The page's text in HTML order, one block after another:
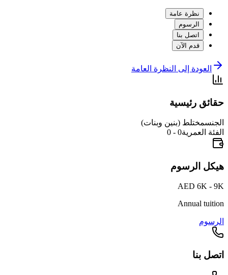
نظرة عامة
الرسوم
اتصل بنا
قدم الآن
العودة إلى النظرة العامة
حقائق رئيسية
الجنسمختلط (بنين وبنات)
الفئة العمرية0 - 0
هيكل الرسوم
AED 6K - 9K
Annual tuition
الرسوم
اتصل بنا